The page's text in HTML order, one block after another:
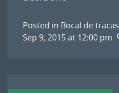
Posted in Bocal de tracas
Sep 9, 2015 at 12:00 pm
Navigation